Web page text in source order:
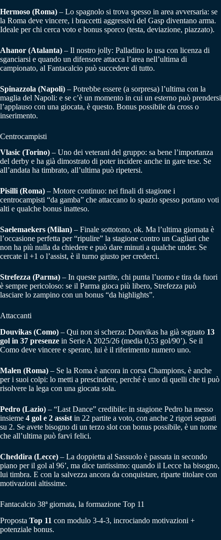
Hermoso (Roma) – Lo spagnolo si trova spesso in area avversaria: se
la Roma deve vincere, i braccetti aggressivi del Gasp diventano arma.
Ideale per chi cerca voto e bonus sporco (testa, deviazione, piazzato).
Ahanor (Atalanta) – Il nostro jolly: Palladino lo usa con licenza di
sganciarsi e quando un difensore attacca l’area nell’ultima di
campionato, al Fantacalcio può succedere di tutto.
Spinazzola (Napoli) – Potrebbe essere (a sorpresa) l’ultima con la
maglia del Napoli: e se c’è un momento in cui un esterno può prendersi
l’applauso con una giocata, è questo. Bonus possibile da cross o
inserimento.
Centrocampisti
Vlasic (Torino) – Uno dei veterani del gruppo: sa bene l’importanza
del derby e ha già dimostrato di poter incidere anche in gare tese. Se
all’andata ha timbrato, all’ultima può ripetersi.
Pisilli (Roma) – Motore continuo: nei finali di stagione i
centrocampisti “da gamba” che attaccano lo spazio spesso portano voti
alti e qualche bonus inatteso.
Saelemaekers (Milan) – Finale sottotono, ok. Ma l’ultima giornata è
l’occasione perfetta per “ripulire” la stagione contro un Cagliari che
non ha più nulla da chiedere e può dare minuti a qualche under. Se
cercate il +1 o l’assist, è il turno giusto per crederci.
Strefezza (Parma) – In queste partite, chi punta l’uomo e tira da fuori
è sempre pericoloso: se il Parma gioca più libero, Strefezza può
lasciare lo zampino con un bonus “da highlights”.
Attaccanti
Douvikas (Como) – Qui non si scherza: Douvikas ha già segnato 13
gol in 37 presenze in Serie A 2025/26 (media 0,53 gol/90’). Se il
Como deve vincere e sperare, lui è il riferimento numero uno.
Malen (Roma) – Se la Roma è ancora in corsa Champions, è anche
per i suoi colpi: lo metti a prescindere, perché è uno di quelli che ti può
risolvere la lega con una giocata sola.
Pedro (Lazio) – “Last Dance” credibile: in stagione Pedro ha messo
insieme 4 gol e 2 assist in 22 partite a voto, con anche 2 rigori segnati
su 2. Se avete bisogno di un terzo slot con bonus possibile, è un nome
che all’ultima può farvi felici.
Cheddira (Lecce) – La doppietta al Sassuolo è passata in secondo
piano per il gol al 96’, ma dice tantissimo: quando il Lecce ha bisogno,
lui timbra. E con la salvezza ancora da conquistare, riparte titolare con
motivazioni altissime.
Fantacalcio 38ª giornata, la formazione Top 11
Proposta Top 11 con modulo 3-4-3, incrociando motivazioni +
potenziale bonus.